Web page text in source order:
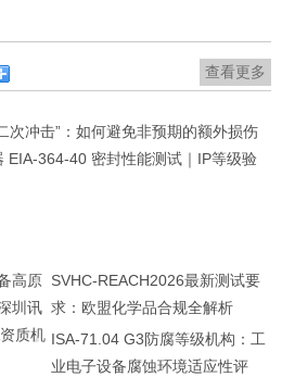
查看更多
次冲击”：如何避免非预期的额外损伤
EIA-364-40 密封性能测试｜IP等级验
高原
圳讯
质机
SVHC-REACH2026最新测试要
求：欧盟化学品合规全解析
ISA-71.04 G3防腐等级机构：工
业电子设备腐蚀环境适应性评